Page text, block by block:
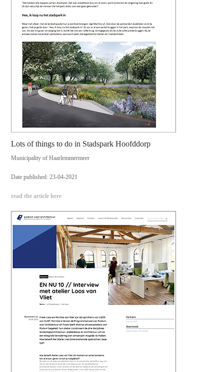
Lots of things to do in Stadspark Hoofddorp
Municipality of Haarlemmermeer
Date published: 23-04-2021
read the article here